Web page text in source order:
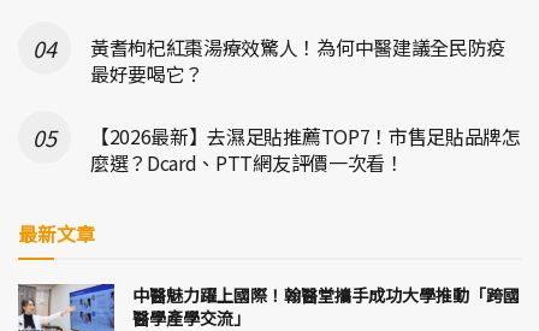
黃耆枸杞紅棗湯療效驚人！為何中醫建議全民防疫
最好要喝它？
【2026最新】去濕足貼推薦TOP7！市售足貼品牌怎
麼選？Dcard、PTT網友評價一次看！
最新文章
中醫魅力躍上國際！翰醫堂攜手成功大學推動「跨國
醫學產學交流」